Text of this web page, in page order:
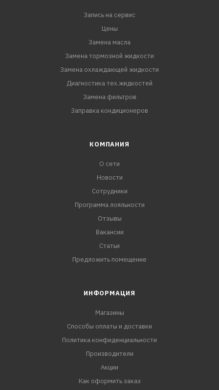
Запись на сервис
Цены
Замена масла
Замена тормозной жидкости
Замена охлаждающей жидкости
Диагностика тех.жидкостей
Замена фильтров
Заправка кондиционеров
КОМПАНИЯ
О сети
Новости
Сотрудники
Программа лояльности
Отзывы
Вакансии
Статьи
Предложить помещение
ИНФОРМАЦИЯ
Магазины
Способы оплаты и доставки
Политика конфиденциальности
Производители
Акции
Как оформить заказ